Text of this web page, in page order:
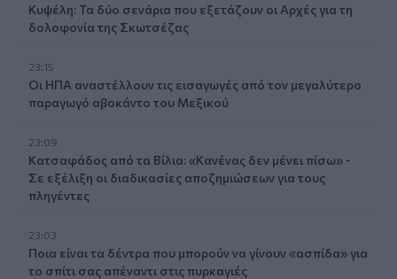
Κυψέλη: Τα δύο σενάρια που εξετάζουν οι Αρχές για τη
δολοφονία της Σκωτσέζας
23:15
Οι ΗΠΑ αναστέλλουν τις εισαγωγές από τον μεγαλύτερο
παραγωγό αβοκάντο του Μεξικού
23:09
Κατσαφάδος από τα Βίλια: «Κανένας δεν μένει πίσω» -
Σε εξέλιξη οι διαδικασίες αποζημιώσεων για τους
πληγέντες
23:03
Ποια είναι τα δέντρα που μπορούν να γίνουν «ασπίδα» για
το σπίτι σας απέναντι στις πυρκαγιές